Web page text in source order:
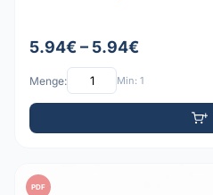
5.94€ – 5.94€
Menge: Min: 1
PDF